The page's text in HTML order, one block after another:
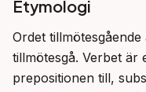
Etymologi
Ordet
tillmötesgå. Verbet är
prepositionen till,